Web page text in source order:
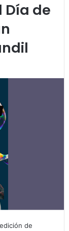
Día de
de